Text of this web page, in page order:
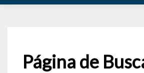
Página de